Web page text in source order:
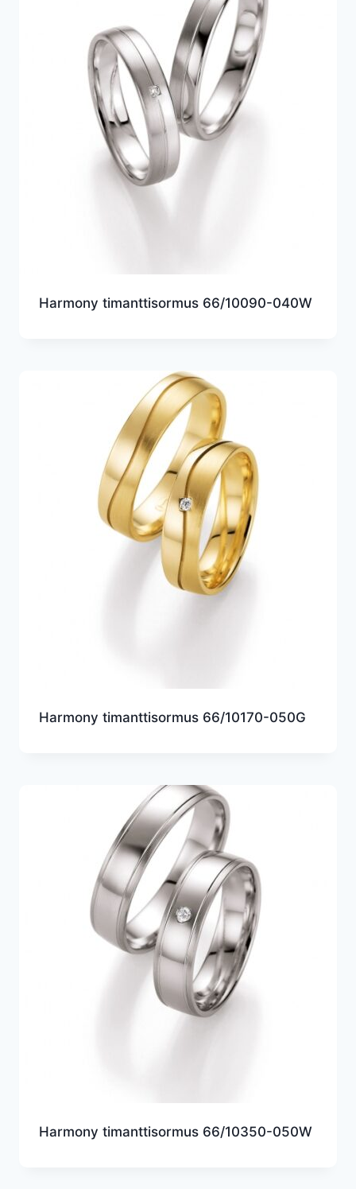
Harmony timanttisormus 66/10090-040W
Harmony timanttisormus 66/10170-050G
Harmony timanttisormus 66/10350-050W